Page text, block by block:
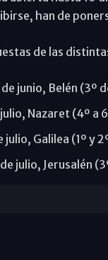
han de
de las
junio, Belén (3º
julio, Nazaret (4º a
julio, Galilea (1º y
de julio, Jerusalén